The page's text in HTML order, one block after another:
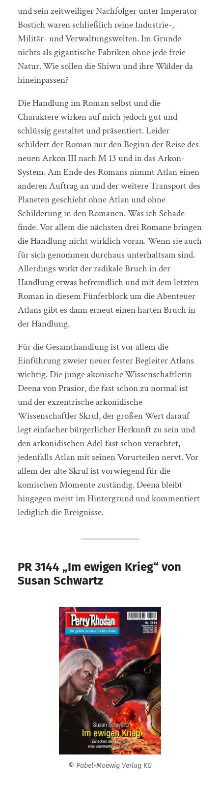
und sein zeitweiliger Nachfolger unter Imperator
Bostich waren schließlich reine Industrie-,
Militär- und Verwaltungswelten. Im Grunde
nichts als gigantische Fabriken ohne jede freie
Natur. Wie sollen die Shiwu und ihre Wälder da
hineinpassen?
Die Handlung im Roman selbst und die
Charaktere wirken auf mich jedoch gut und
schlüssig gestaltet und präsentiert. Leider
schildert der Roman nur den Beginn der Reise des
neuen Arkon III nach M 13 und in das Arkon-
System. Am Ende des Romans nimmt Atlan einen
anderen Auftrag an und der weitere Transport des
Planeten geschieht ohne Atlan und ohne
Schilderung in den Romanen. Was ich Schade
finde. Vor allem die nächsten drei Romane bringen
die Handlung nicht wirklich voran. Wenn sie auch
für sich genommen durchaus unterhaltsam sind.
Allerdings wirkt der radikale Bruch in der
Handlung etwas befremdlich und mit dem letzten
Roman in diesem Fünferblock um die Abenteuer
Atlans gibt es dann erneut einen harten Bruch in
der Handlung.
Für die Gesamthandlung ist vor allem die
Einführung zweier neuer fester Begleiter Atlans
wichtig. Die junge akonische Wissenschaftlerin
Deena von Prasior, die fast schon zu normal ist
und der exzentrische arkonidische
Wissenschaftler Skrul, der großen Wert darauf
legt einfacher bürgerlicher Herkunft zu sein und
den arkonidischen Adel fast schon verachtet,
jedenfalls Atlan mit seinen Vorurteilen nervt. Vor
allem der alte Skrul ist vorwiegend für die
komischen Momente zuständig. Deena bleibt
hingegen meist im Hintergrund und kommentiert
lediglich die Ereignisse.
PR 3144 „Im ewigen Krieg“ von
Susan Schwartz
© Pabel-Moewig Verlag KG